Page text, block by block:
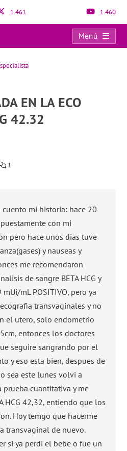
1.461 1.460
Menú
NO ME SALE NADA EN LA ECO PERO DE DA HCG 42.32
EN LA ECO
42.32
1
cuento mi historia: hace 20
con mi
pero hace unos dias tuve
y nauseas y
me recomendaron
de sangre BETA HCG y
mL POSITIVO, pero ya
transvaginales y no
el utero, solo endometrio
entonces los doctores
seguire sangrando por el
y eso esta bien, despues de
sea este lunes volvi a
prueba cuantitativa y me
HCG 42,32, entiendo que los
Hoy temgo que hacerme
transvaginal de nuevo.
si ya perdi el bebe o fue un